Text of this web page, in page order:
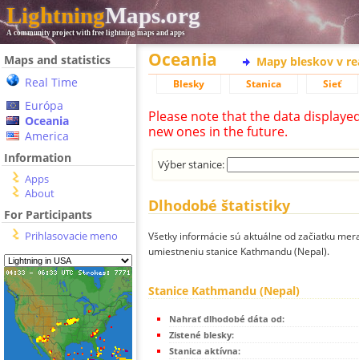
LightningMaps.org
A community project with free lightning maps and apps
Maps and statistics
Real Time
Európa
Oceania
America
Information
Apps
About
For Participants
Prihlasovacie meno
Oceania Mapy bleskov v
Blesky Stanica Sieť
Please note that the data
new ones in the future.
Výber stanice:
Dlhodobé štatistiky
Všetky informácie sú aktuálne od začiatku
umiestneniu stanice Kathmandu (Nepal).
Stanice Kathmandu (Nepal)
Nahrať dlhodobé dáta od:
Zistené blesky:
Stanica aktívna: